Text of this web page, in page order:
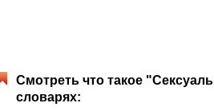
Смотреть что такое
словарях: